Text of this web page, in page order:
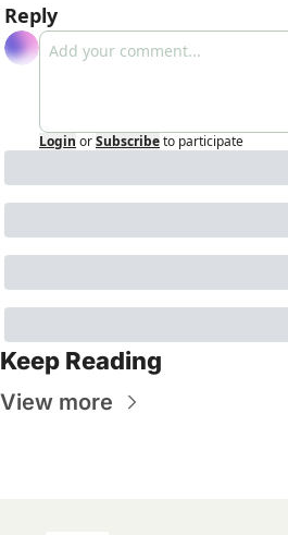
Reply
Login orSubscribeto participate
Keep Reading
View more